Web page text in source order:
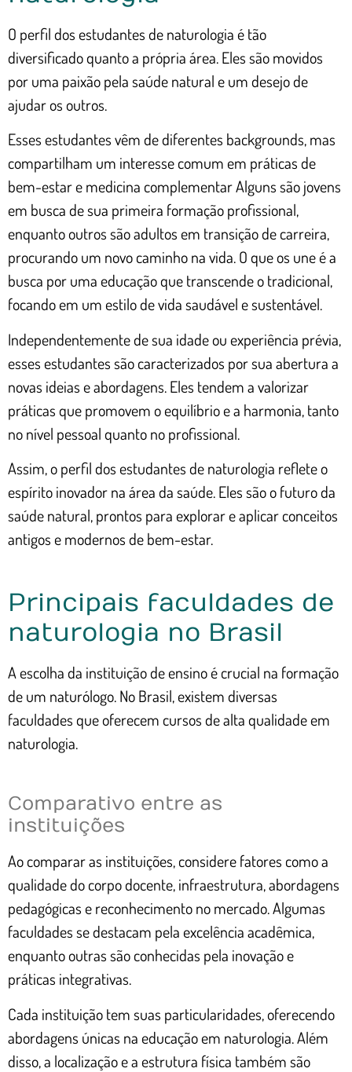
O perfil dos estudantes de naturologia é tão
diversificado quanto a própria área. Eles são movidos
por uma paixão pela saúde natural e um desejo de
ajudar os outros.
Esses estudantes vêm de diferentes backgrounds, mas
compartilham um interesse comum em práticas de
bem-estar e medicina complementar Alguns são jovens
em busca de sua primeira formação profissional,
enquanto outros são adultos em transição de carreira,
procurando um novo caminho na vida. O que os une é a
busca por uma educação que transcende o tradicional,
focando em um estilo de vida saudável e sustentável.
Independentemente de sua idade ou experiência prévia,
esses estudantes são caracterizados por sua abertura a
novas ideias e abordagens. Eles tendem a valorizar
práticas que promovem o equilíbrio e a harmonia, tanto
no nível pessoal quanto no profissional.
Assim, o perfil dos estudantes de naturologia reflete o
espírito inovador na área da saúde. Eles são o futuro da
saúde natural, prontos para explorar e aplicar conceitos
antigos e modernos de bem-estar.
Principais faculdades de
naturologia no Brasil
A escolha da instituição de ensino é crucial na formação
de um naturólogo. No Brasil, existem diversas
faculdades que oferecem cursos de alta qualidade em
naturologia.
Comparativo entre as
instituições
Ao comparar as instituições, considere fatores como a
qualidade do corpo docente, infraestrutura, abordagens
pedagógicas e reconhecimento no mercado. Algumas
faculdades se destacam pela excelência acadêmica,
enquanto outras são conhecidas pela inovação e
práticas integrativas.
Cada instituição tem suas particularidades, oferecendo
abordagens únicas na educação em naturologia. Além
disso, a localização e a estrutura física também são